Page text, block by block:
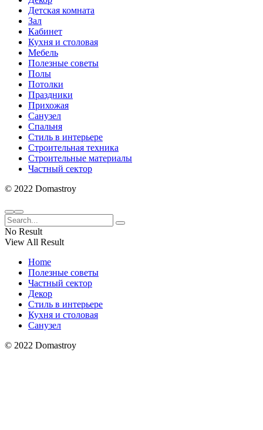
Детская комната
Зал
Кабинет
Кухня и столовая
Мебель
Полезные советы
Полы
Потолки
Праздники
Прихожая
Санузел
Спальня
Стиль в интерьере
Строительная техника
Строительные материалы
Частный сектор
© 2022 Domastroy
No Result
View All Result
Home
Полезные советы
Частный сектор
Декор
Стиль в интерьере
Кухня и столовая
Санузел
© 2022 Domastroy